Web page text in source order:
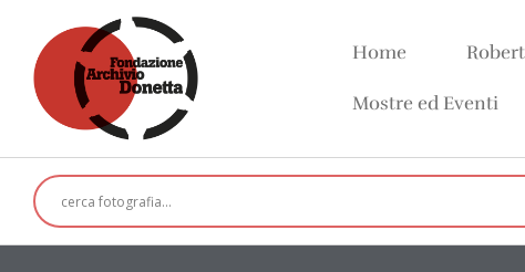
Home
Mostre ed Eventi